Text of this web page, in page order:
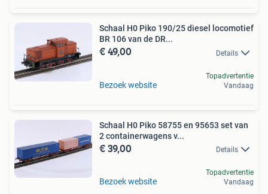
Schaal H0 Piko 190/25 diesel locomotief
BR 106 van de DR...
€ 49,00 Details
Bezoek website
Topadvertentie
Vandaag
Schaal H0 Piko 58755 en 95653 set van
2 containerwagens v...
€ 39,00 Details
Bezoek website
Topadvertentie
Vandaag